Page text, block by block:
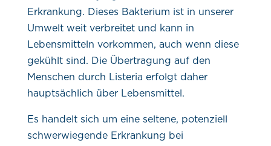
Erkrankung. Dieses Bakterium ist in unserer
Umwelt weit verbreitet und kann in
Lebensmitteln vorkommen, auch wenn diese
gekühlt sind. Die Übertragung auf den
Menschen durch Listeria erfolgt daher
hauptsächlich über Lebensmittel.
Es handelt sich um eine seltene, potenziell
schwerwiegende Erkrankung bei